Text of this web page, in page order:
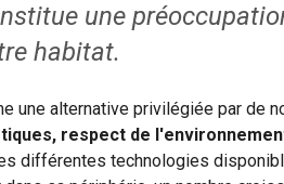
une
habitat.
une alternative privilégiée par de
respect de
différentes technologies